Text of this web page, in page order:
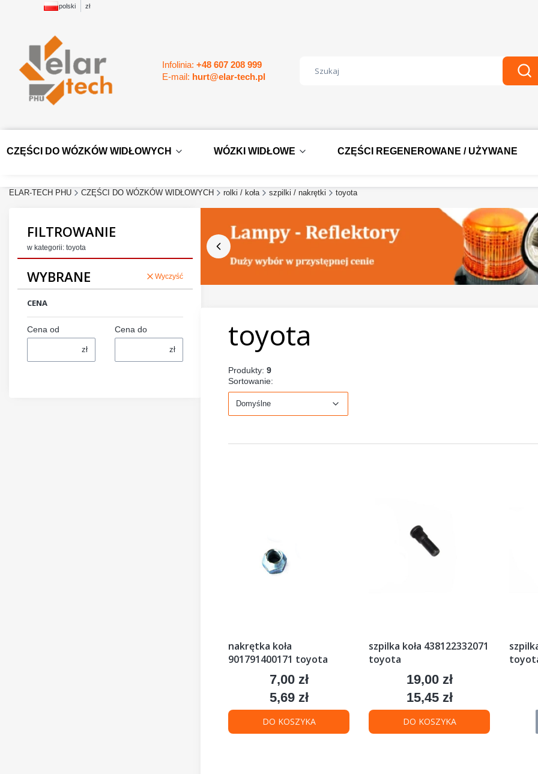
polski zł
Infolinia: +48 607 208 999
E-mail: hurt@elar-tech.pl Wyczyść
CZĘŚCI DO WÓZKÓW WIDŁOWYCH WÓZKI WIDŁOWE CZĘŚCI REGENEROWANE / UŻYWANE
ELAR-TECH PHU CZĘŚCI DO WÓZKÓW WIDŁOWYCH rolki / koła szpilki / nakrętki toyota
FILTROWANIE
w kategorii: toyota
WYBRANE Wyczyść
CENA
Cena od
zł
Cena do
zł toyota
Produkty: 9
Sortowanie:
Domyślne
nakrętka koła
901791400171 toyota
Cena
7,00 zł
Cena
5,69 zł
DO KOSZYKA
szpilka koła 438122332071
toyota
Cena
19,00 zł
Cena
15,45 zł
DO KOSZYKA